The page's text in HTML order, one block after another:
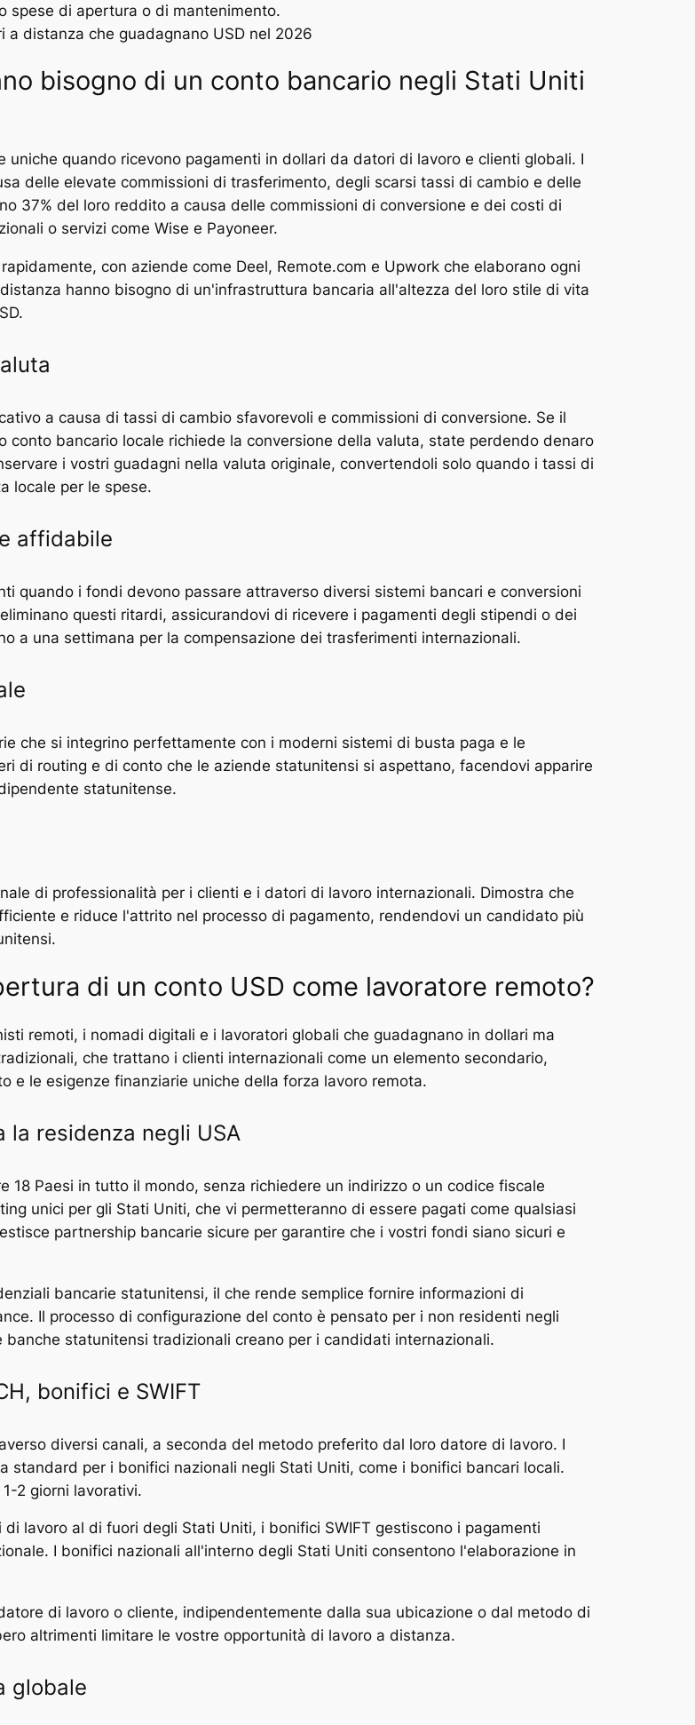
spese di apertura o di mantenimento.
distanza che guadagnano USD nel 2026
bisogno di un conto bancario negli Stati Uniti
quando ricevono pagamenti in dollari da datori di lavoro e clienti globali. I
delle elevate commissioni di trasferimento, degli scarsi tassi di cambio e delle
37% del loro reddito a causa delle commissioni di conversione e dei costi di
o servizi come Wise e Payoneer.
con aziende come Deel, Remote.com e Upwork che elaborano ogni
hanno bisogno di un'infrastruttura bancaria all'altezza del loro stile di vita
a causa di tassi di cambio sfavorevoli e commissioni di conversione. Se il
bancario locale richiede la conversione della valuta, state perdendo denaro
i vostri guadagni nella valuta originale, convertendoli solo quando i tassi di
locale per le spese.
affidabile
quando i fondi devono passare attraverso diversi sistemi bancari e conversioni
questi ritardi, assicurandovi di ricevere i pagamenti degli stipendi o dei
a una settimana per la compensazione dei trasferimenti internazionali.
che si integrino perfettamente con i moderni sistemi di busta paga e le
di routing e di conto che le aziende statunitensi si aspettano, facendovi apparire
statunitense.
di professionalità per i clienti e i datori di lavoro internazionali. Dimostra che
e riduce l'attrito nel processo di pagamento, rendendovi un candidato più
di un conto USD come lavoratore remoto?
remoti, i nomadi digitali e i lavoratori globali che guadagnano in dollari ma
che trattano i clienti internazionali come un elemento secondario,
e le esigenze finanziarie uniche della forza lavoro remota.
la residenza negli USA
Paesi in tutto il mondo, senza richiedere un indirizzo o un codice fiscale
unici per gli Stati Uniti, che vi permetteranno di essere pagati come qualsiasi
partnership bancarie sicure per garantire che i vostri fondi siano sicuri e
bancarie statunitensi, il che rende semplice fornire informazioni di
Il processo di configurazione del conto è pensato per i non residenti negli
statunitensi tradizionali creano per i candidati internazionali.
bonifici e SWIFT
diversi canali, a seconda del metodo preferito dal loro datore di lavoro. I
standard per i bonifici nazionali negli Stati Uniti, come i bonifici bancari locali.
2 giorni lavorativi.
lavoro al di fuori degli Stati Uniti, i bonifici SWIFT gestiscono i pagamenti
I bonifici nazionali all'interno degli Stati Uniti consentono l'elaborazione in
di lavoro o cliente, indipendentemente dalla sua ubicazione o dal metodo di
altrimenti limitare le vostre opportunità di lavoro a distanza.
globale